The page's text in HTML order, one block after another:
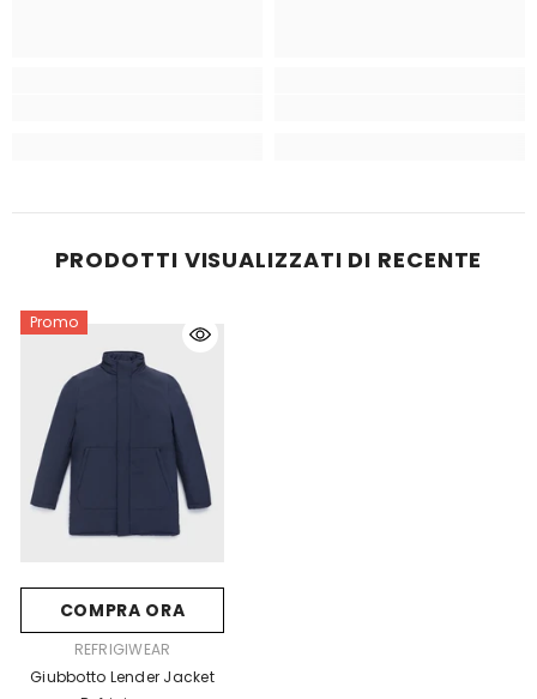
PRODOTTI VISUALIZZATI DI RECENTE
Promo
COMPRA ORA
FORNITORE:REFRIGIWEAR
Giubbotto Lender Jacket